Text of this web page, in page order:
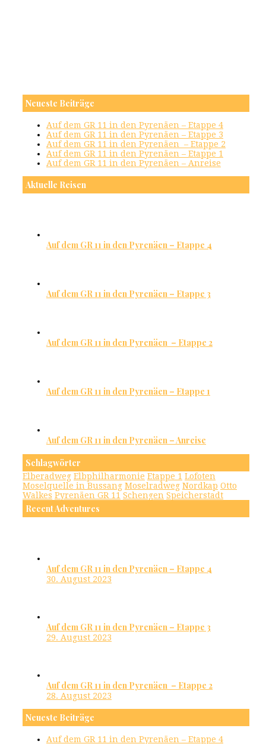
Neueste Beiträge
Auf dem GR 11 in den Pyrenäen – Etappe 4
Auf dem GR 11 in den Pyrenäen – Etappe 3
Auf dem GR 11 in den Pyrenäen – Etappe 2
Auf dem GR 11 in den Pyrenäen – Etappe 1
Auf dem GR 11 in den Pyrenäen – Anreise
Aktuelle Reisen
Auf dem GR 11 in den Pyrenäen – Etappe 4
Auf dem GR 11 in den Pyrenäen – Etappe 3
Auf dem GR 11 in den Pyrenäen – Etappe 2
Auf dem GR 11 in den Pyrenäen – Etappe 1
Auf dem GR 11 in den Pyrenäen – Anreise
Schlagwörter
Elberadweg Elbphilharmonie Etappe 1 Lofoten
Moselquelle in Bussang Moselradweg Nordkap Otto
Walkes Pyrenäen GR 11 Schengen Speicherstadt
Recent Adventures
Auf dem GR 11 in den Pyrenäen – Etappe 4
30. August 2023
Auf dem GR 11 in den Pyrenäen – Etappe 3
29. August 2023
Auf dem GR 11 in den Pyrenäen – Etappe 2
28. August 2023
Neueste Beiträge
Auf dem GR 11 in den Pyrenäen – Etappe 4